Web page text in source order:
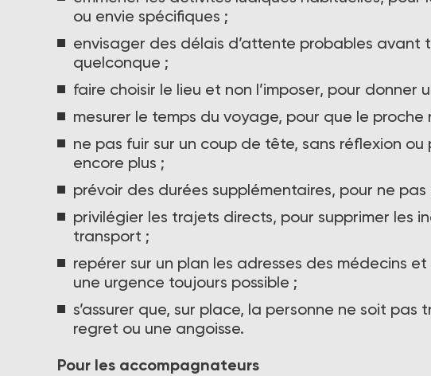
ou envie spécifiques ;
envisager des délais d’attente probables avant
quelconque ;
faire choisir le lieu et non l’imposer, pour donner
mesurer le temps du voyage, pour que le proche
ne pas fuir sur un coup de tête, sans réflexion
encore plus ;
prévoir des durées supplémentaires, pour ne
privilégier les trajets directs, pour supprimer les
transport ;
repérer sur un plan les adresses des médecins
une urgence toujours possible ;
s’assurer que, sur place, la personne ne soit
regret ou une angoisse.
Pour les accompagnateurs